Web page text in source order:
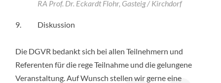
RA Prof. Dr. Eckardt Flohr, Gasteig / Kirchdorf
9. Diskussion
Die DGVR bedankt sich bei allen Teilnehmern und
Referenten für die rege Teilnahme und die gelungene
Veranstaltung. Auf Wunsch stellen wir gerne eine